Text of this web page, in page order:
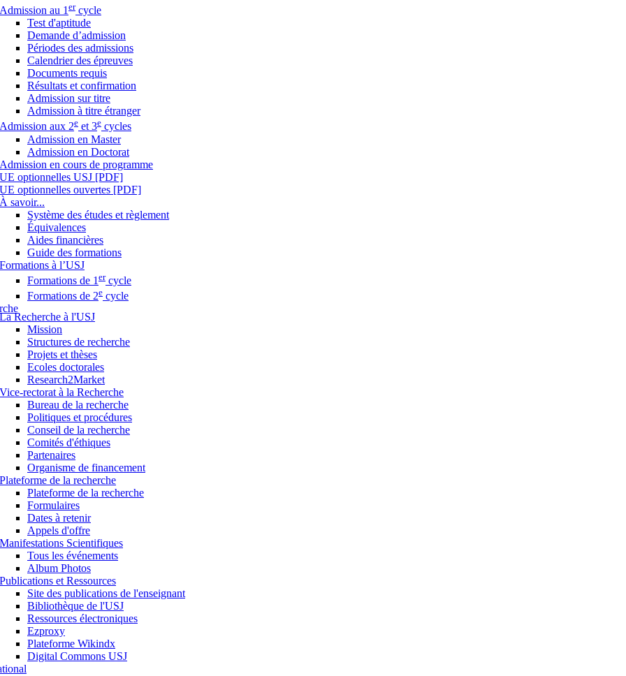
Admission au 1 ercycle
Test d'aptitude
Demande d’admission
Périodes des admissions
Calendrier des épreuves
Documents requis
Résultats et confirmation
Admission sur titre
Admission à titre étranger
Admission aux 2e et 3e cycles
Admission en Master
Admission en Doctorat
Admission en cours de programme
UE optionnelles USJ [PDF]
UE optionnelles ouvertes [PDF]
À savoir...
Système des études et règlement
Équivalences
Aides financières
Guide des formations
Formations à l’USJ
Formations de 1 ercycle
Formations de 2e cycle
La Recherche à l'USJ
Mission
Structures de recherche
Projets et thèses
Ecoles doctorales
Research2Market
Vice-rectorat à la Recherche
Bureau de la recherche
Politiques et procédures
Conseil de la recherche
Comités d'éthiques
Partenaires
Organisme de financement
Plateforme de la recherche
Plateforme de la recherche
Formulaires
Dates à retenir
Appels d'offre
Manifestations Scientifiques
Tous les événements
Album Photos
Publications et Ressources
Site des publications de l'enseignant
Bibliothèque de l'USJ
Ressources électroniques
Ezproxy
Plateforme Wikindx
Digital Commons USJ